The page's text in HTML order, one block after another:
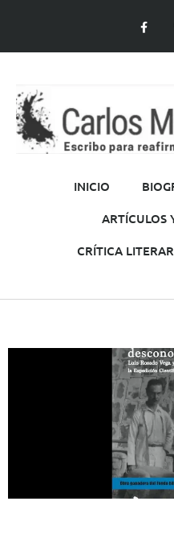
INICIO
ARTÍCULOS
CRÍTICA